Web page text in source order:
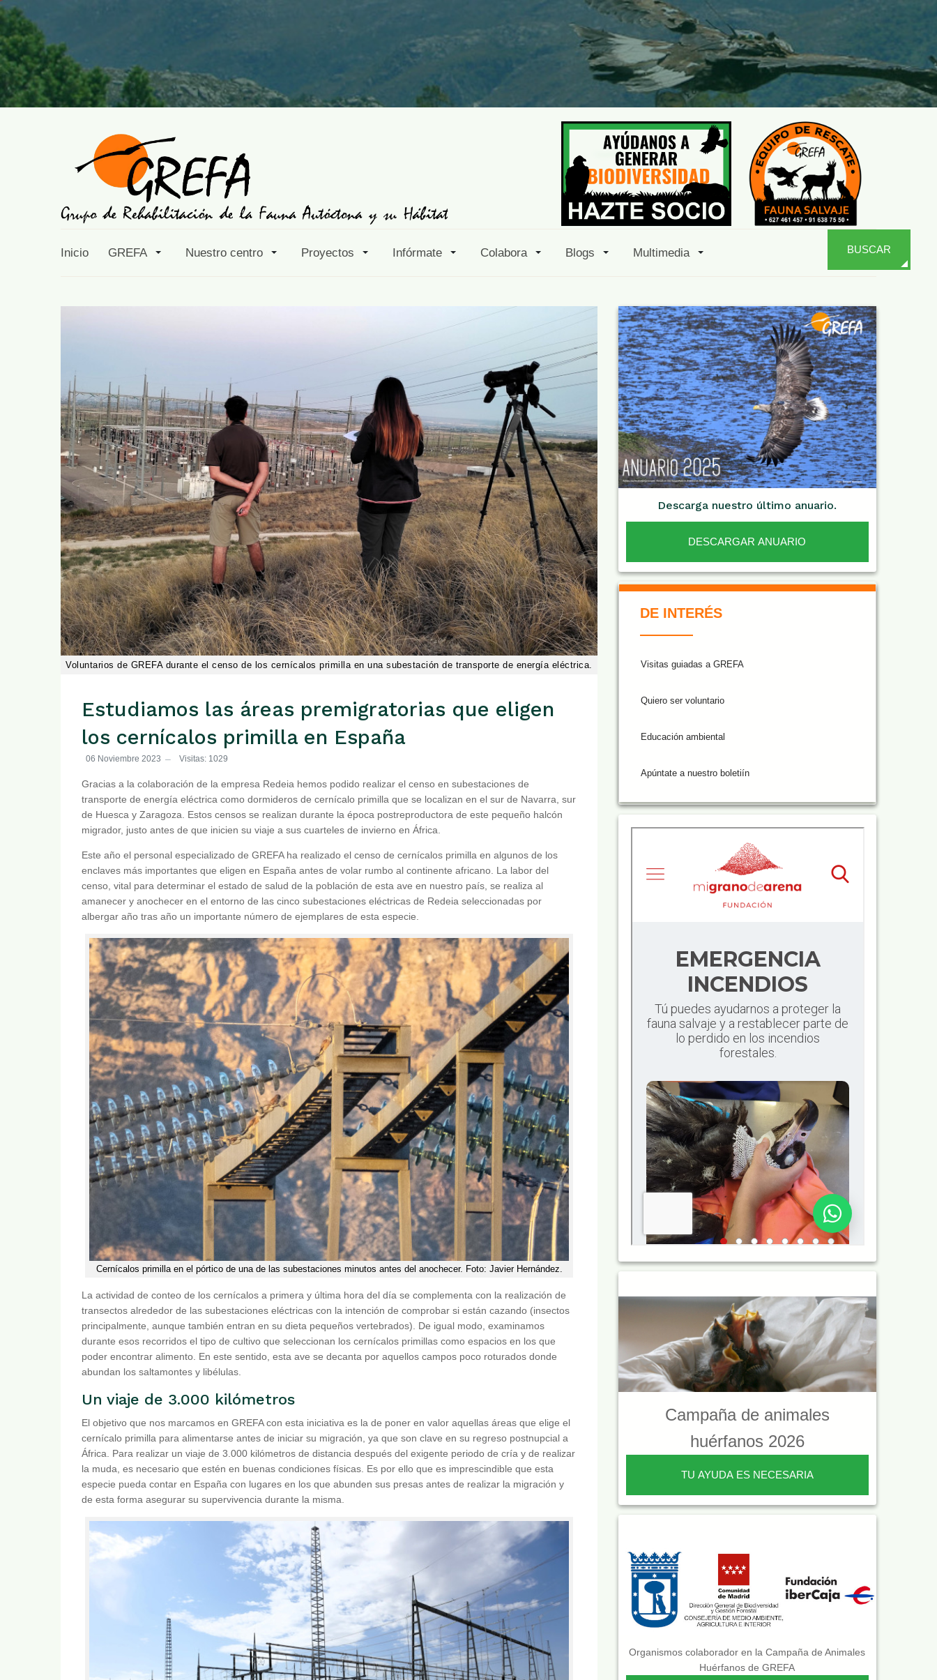
Inicio GREFA Nuestro centro Proyectos Infórmate Colabora Blogs Multimedia BUSCAR
Voluntarios de GREFA durante el censo de los cernícalos primilla en una subestación de transporte de energía eléctrica.
Estudiamos las áreas premigratorias que eligen
los cernícalos primilla en España
06 Noviembre 2023 Visitas: 1029
Gracias a la colaboración de la empresa Redeia hemos podido realizar el censo en subestaciones de
transporte de energía eléctrica como dormideros de cernícalo primilla que se localizan en el sur de Navarra, sur
de Huesca y Zaragoza. Estos censos se realizan durante la época postreproductora de este pequeño halcón
migrador, justo antes de que inicien su viaje a sus cuarteles de invierno en África.
Este año el personal especializado de GREFA ha realizado el censo de cernícalos primilla en algunos de los
enclaves más importantes que eligen en España antes de volar rumbo al continente africano. La labor del
censo, vital para determinar el estado de salud de la población de esta ave en nuestro país, se realiza al
amanecer y anochecer en el entorno de las cinco subestaciones eléctricas de Redeia seleccionadas por
albergar año tras año un importante número de ejemplares de esta especie.
Cernícalos primilla en el pórtico de una de las subestaciones minutos antes del anochecer. Foto: Javier Hernández.
La actividad de conteo de los cernícalos a primera y última hora del día se complementa con la realización de
transectos alrededor de las subestaciones eléctricas con la intención de comprobar si están cazando (insectos
principalmente, aunque también entran en su dieta pequeños vertebrados). De igual modo, examinamos
durante esos recorridos el tipo de cultivo que seleccionan los cernícalos primillas como espacios en los que
poder encontrar alimento. En este sentido, esta ave se decanta por aquellos campos poco roturados donde
abundan los saltamontes y libélulas.
Un viaje de 3.000 kilómetros
El objetivo que nos marcamos en GREFA con esta iniciativa es la de poner en valor aquellas áreas que elige el
cernícalo primilla para alimentarse antes de iniciar su migración, ya que son clave en su regreso postnupcial a
África. Para realizar un viaje de 3.000 kilómetros de distancia después del exigente periodo de cría y de realizar
la muda, es necesario que estén en buenas condiciones físicas. Es por ello que es imprescindible que esta
especie pueda contar en España con lugares en los que abunden sus presas antes de realizar la migración y
de esta forma asegurar su supervivencia durante la misma.
Descarga nuestro último anuario.
DESCARGAR ANUARIO
DE INTERÉS
Visitas guiadas a GREFA
Quiero ser voluntario
Educación ambiental
Apúntate a nuestro boletiín
Campaña de animales
huérfanos 2026
TU AYUDA ES NECESARIA
Organismos colaborador en la Campaña de Animales
Huérfanos de GREFA